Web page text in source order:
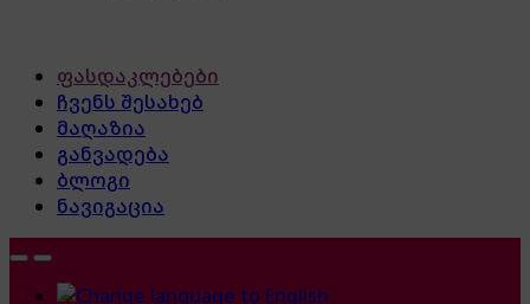
ფასდაკლებები
ჩვენს შესახებ
მაღაზია
განვადება
ბლოგი
ნავიგაცია